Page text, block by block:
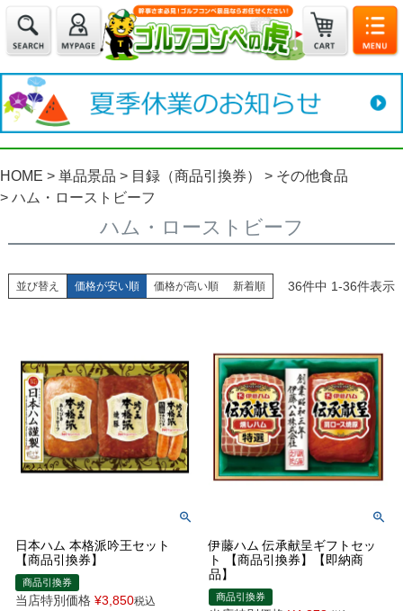
HOME 単品景品 目録（商品引換券）
その他食品
ハム・ローストビーフ
ハム・ローストビーフ
並び替え 価格が安い順 価格が高い順 新着順 36件中 1-36件表示
日本ハム 本格派吟王セット
【商品引換券】
商品引換券
当店特別価格 ¥3,850税込
伊藤ハム 伝承献呈ギフトセッ
ト 【商品引換券】【即納商
品】
商品引換券